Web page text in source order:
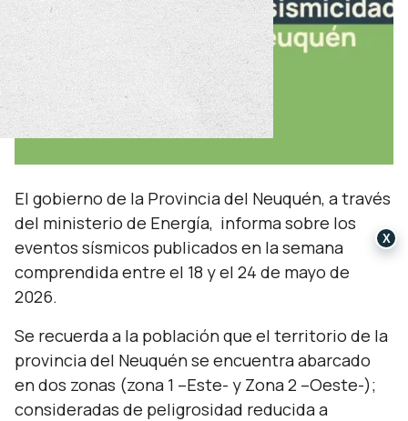
El gobierno de la Provincia del Neuquén, a través
del ministerio de Energía, informa sobre los
eventos sísmicos publicados en la semana
comprendida entre el 18 y el 24 de mayo de
2026.
Se recuerda a la población que el territorio de la
provincia del Neuquén se encuentra abarcado
en dos zonas (zona 1 –Este- y Zona 2 –Oeste-);
consideradas de peligrosidad reducida a
X